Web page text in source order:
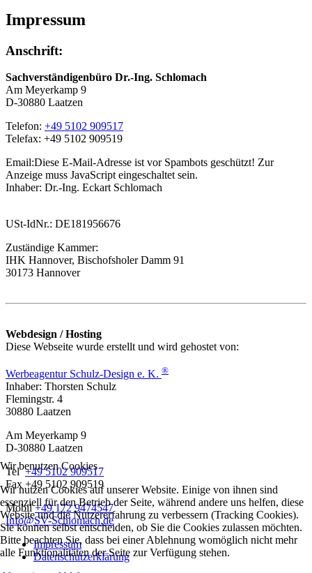
Impressum
Anschrift:
Sachverständigenbüro Dr.-Ing. Schlomach
Am Meyerkamp 9
D-30880 Laatzen
Telefon: +49 5102 909517
Telefax: +49 5102 909519
Email:Diese E-Mail-Adresse ist vor Spambots geschützt! Zur
Anzeige muss JavaScript eingeschaltet sein.
Inhaber: Dr.-Ing. Eckart Schlomach
USt-IdNr.: DE181956676
Zuständige Kammer:
IHK Hannover, Bischofsholer Damm 91
30173 Hannover
Webdesign / Hosting
Diese Webseite wurde erstellt und wird gehostet von:
Werbeagentur Schulz-Design e. K. ®
Inhaber: Thorsten Schulz
Flemingstr. 4
30880 Laatzen
Am Meyerkamp 9
D-30880 Laatzen
Tel+49 5102 909517
Fax +49 5102 909519
Mobil+49 172 9474547
Info@SV-Schlomach.de
Impressum
Datenschutzerklärung
Wir benutzen Cookies
Wir nutzen Cookies auf unserer Website. Einige von ihnen sind
essenziell für den Betrieb der Seite, während andere uns helfen, diese
Website und die Nutzererfahrung zu verbessern (Tracking Cookies).
Sie können selbst entscheiden, ob Sie die Cookies zulassen möchten.
Bitte beachten Sie, dass bei einer Ablehnung womöglich nicht mehr
alle Funktionalitäten der Seite zur Verfügung stehen.